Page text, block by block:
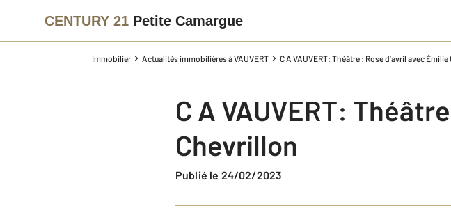
CENTURY 21 Petite Camargue
Immobilier Actualités immobilières à VAUVERT C A VAUVERT: Théâtre : Rose d’avril avec
C A VAUVERT:
Chevrillon
Publié le 24/02/2023